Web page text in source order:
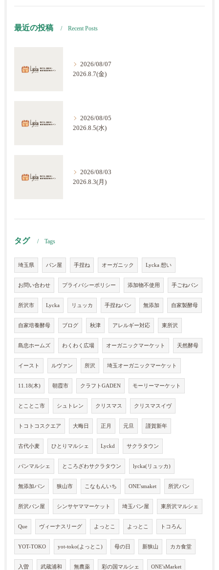
最近の投稿 Recent Posts
2026/08/07
2026.8.7(金)
2026/08/05
2026.8.5(水)
2026/08/03
2026.8.3(月)
タグ Tags
埼玉県 パン屋 手捏ね オーガニック Lycka 想い
お問い合わせ プライバシーポリシー 添加物不使用 手ごねパン
所沢市 Lycka リュッカ 手捏ねパン 無添加 自家製酵母
自家培養酵母 ブログ 秋津 アレルギー対応 東所沢
島忠ホームズ わくわく広場 オーガニックマーケット 天然酵母
イースト ルヴァン 所沢 埼玉オーガニックマーケット
11.18(木) 朝霞市 クラフトGADEN モーリーマーケット
とことこ市 シュトレン クリスマス クリスマスイヴ
トコトコスクエア 大晦日 正月 元旦 謹賀新年
古代小麦 ひとりマルシェ Lyckd サクラタウン
パンマルシェ ところざわサクラタウン lycka(リュッカ)
無添加パン 狭山市 こなもんいち ONE'smaket 所沢パン
所沢パン屋 シンサヤママーケット 埼玉パン屋 東所沢マルシェ
Que ヴィーナスリーグ よっとこ よっとこ トコろん
YOT-TOKO yot-toko(よっとこ) 母の日 新狭山 カカ食堂
入曽 武蔵浦和 無農薬 彩の国マルシェ ONE'sMarket